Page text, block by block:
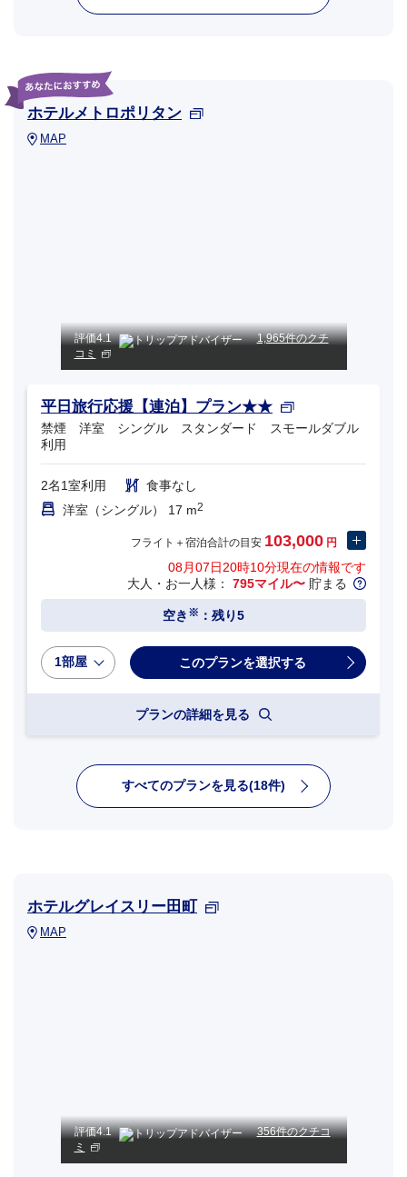
ホテルメトロポリタン
MAP
評価4.1
1,965件のクチ
コミ
平日旅行応援【連泊】プラン★★
禁煙 洋室 シングル スタンダード スモールダブル
利用
2名1室利用
食事なし
洋室（シングル） 17 m2
フライト＋宿泊合計の目安 103,000 円
08月07日20時10分現在の情報です
大人・お一人様： 795マイル〜 貯まる
空き ※ ：残り5
1部屋
プランの詳細を見る
すべてのプランを見る(18件)
ホテルグレイスリー田町
MAP
評価4.1
356件のクチコ
ミ